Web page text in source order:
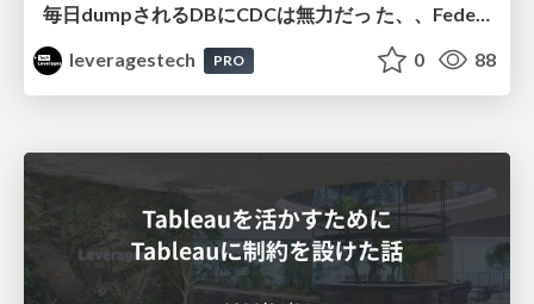
毎⽇dumpされるDBにCDCは無⼒だっ た、、FederatedQueryで繋ぎ直した データ連携の試⾏錯誤
leveragestech
PRO 0 88